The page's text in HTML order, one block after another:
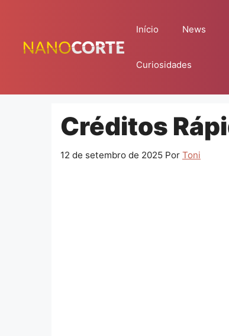
conteúdo
Início News
Curiosidades
Créditos
12 de setembro de 2025 Por Toni